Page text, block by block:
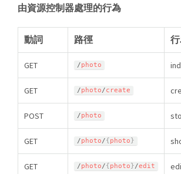
由資源控制器處理的行為
動詞 路徑
GET /photo
GET /photo/create
POST /photo
GET /photo/{ photo }
GET /photo/{ photo }/edit